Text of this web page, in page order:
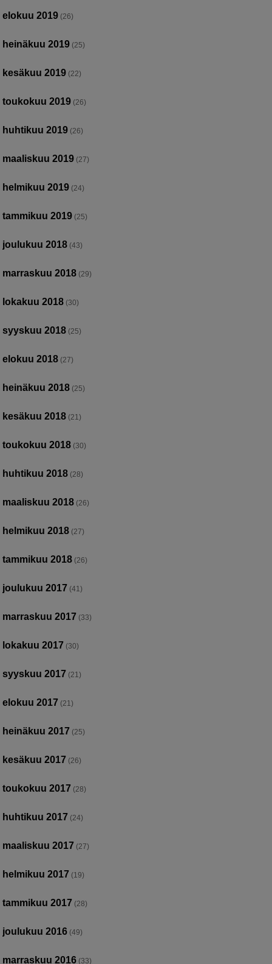
elokuu 2019 (26)
heinäkuu 2019 (25)
kesäkuu 2019 (22)
toukokuu 2019 (26)
huhtikuu 2019 (26)
maaliskuu 2019 (27)
helmikuu 2019 (24)
tammikuu 2019 (25)
joulukuu 2018 (43)
marraskuu 2018 (29)
lokakuu 2018 (30)
syyskuu 2018 (25)
elokuu 2018 (27)
heinäkuu 2018 (25)
kesäkuu 2018 (21)
toukokuu 2018 (30)
huhtikuu 2018 (28)
maaliskuu 2018 (26)
helmikuu 2018 (27)
tammikuu 2018 (26)
joulukuu 2017 (41)
marraskuu 2017 (33)
lokakuu 2017 (30)
syyskuu 2017 (21)
elokuu 2017 (21)
heinäkuu 2017 (25)
kesäkuu 2017 (26)
toukokuu 2017 (28)
huhtikuu 2017 (24)
maaliskuu 2017 (27)
helmikuu 2017 (19)
tammikuu 2017 (28)
joulukuu 2016 (49)
marraskuu 2016 (33)